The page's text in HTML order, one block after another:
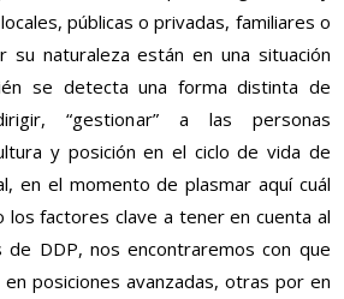
públicas o privadas, familiares o
naturaleza están en una situación
se detecta una forma distinta de
“gestionar” a las personas
y posición en el ciclo de vida de
en el momento de plasmar aquí cuál
los factores clave a tener en cuenta al
de DDP, nos encontraremos con que
posiciones avanzadas, otras por en